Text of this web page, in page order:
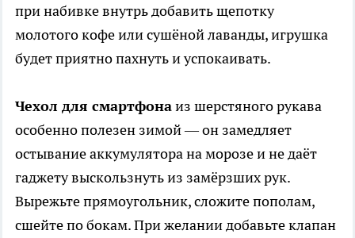
при набивке внутрь добавить щепотку
молотого кофе или сушёной лаванды, игрушка
будет приятно пахнуть и успокаивать.
Чехол для смартфонаиз шерстяного рукава
особенно полезен зимой — он замедляет
остывание аккумулятора на морозе и не даёт
гаджету выскользнуть из замёрзших рук.
Вырежьте прямоугольник, сложите пополам,
сшейте по бокам. При желании добавьте клапан